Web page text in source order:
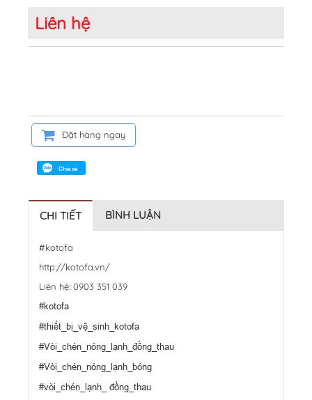
Liên hệ
Đặt hàng ngay
Chia sẻ
CHI TIẾT BÌNH LUẬN
#kotofa
http://kotofa.vn/
Liên hệ: 0903 351 039
#kotofa
#thiết_bị_vệ_sinh_kotofa
#Vòi_chén_nóng_lạnh_đồng_thau
#Vòi_chén_nóng_lạnh_bóng
#vòi_chén_lạnh_ đồng_thau